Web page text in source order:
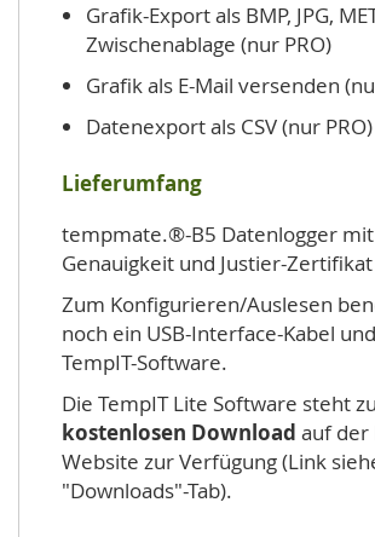
Grafik-Export als BMP, JPG,
Zwischenablage (nur PRO)
Grafik als E-Mail versenden
Datenexport als CSV (nur PRO)
Lieferumfang
tempmate.®-B5 Datenlogger
Genauigkeit und Justier-Zertifikat
Zum Konfigurieren/Auslesen
noch ein USB-Interface-Kabel
TempIT-Software.
Die TempIT Lite Software steht
kostenlosen Download auf
Website zur Verfügung (Link
"Downloads"-Tab).